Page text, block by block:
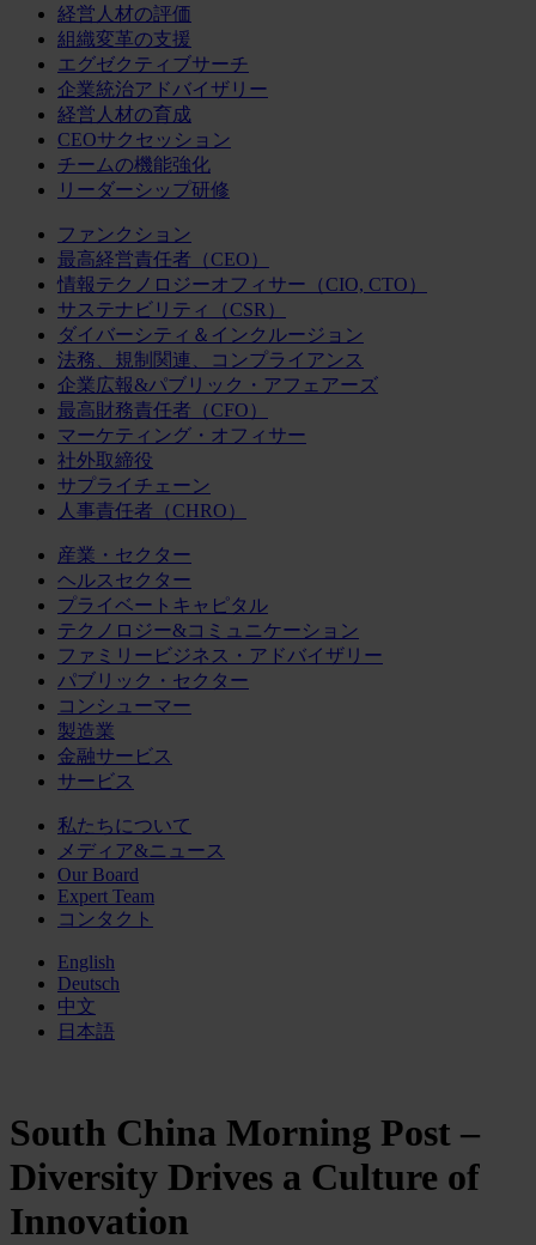
経営人材の評価
組織変革の支援
エグゼクティブサーチ
企業統治アドバイザリー
経営人材の育成
CEOサクセッション
チームの機能強化
リーダーシップ研修
ファンクション
最高経営責任者（CEO）
情報テクノロジーオフィサー（CIO, CTO）
サステナビリティ（CSR）
ダイバーシティ＆インクルージョン
法務、規制関連、コンプライアンス
企業広報&パブリック・アフェアーズ
最高財務責任者（CFO）
マーケティング・オフィサー
社外取締役
サプライチェーン
人事責任者（CHRO）
産業・セクター
ヘルスセクター
プライベートキャピタル
テクノロジー&コミュニケーション
ファミリービジネス・アドバイザリー
パブリック・セクター
コンシューマー
製造業
金融サービス
サービス
私たちについて
メディア&ニュース
Our Board
Expert Team
コンタクト
English
Deutsch
中文
日本語
South China Morning Post –
Diversity Drives a Culture of
Innovation